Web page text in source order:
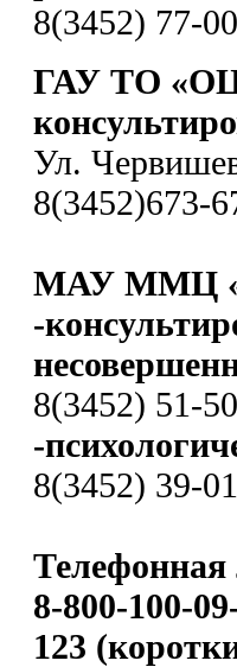
8(3452) 77-
ГАУ ТО
Ул.
8(3452)673-
МАУ ММЦ
-
8(3452) 51-
-
8(3452) 39-
Телефонная
8-800-100-
123